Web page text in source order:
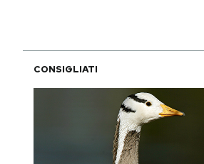
CONSIGLIATI